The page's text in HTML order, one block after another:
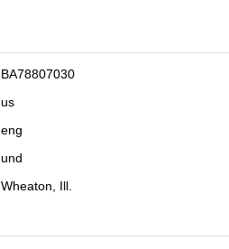
BA78807030
us
eng
und
Wheaton, Ill.